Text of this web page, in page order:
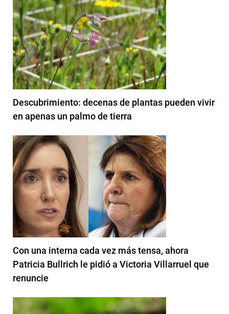
Descubrimiento: decenas de plantas pueden vivir
en apenas un palmo de tierra
Con una interna cada vez más tensa, ahora
Patricia Bullrich le pidió a Victoria Villarruel que
renuncie